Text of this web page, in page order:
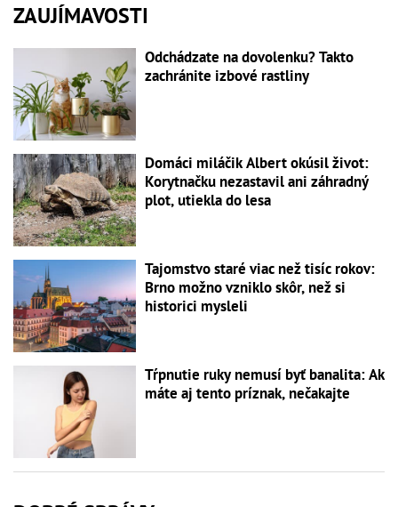
ZAUJÍMAVOSTI
Odchádzate na dovolenku? Takto
zachránite izbové rastliny
Domáci miláčik Albert okúsil život:
Korytnačku nezastavil ani záhradný
plot, utiekla do lesa
Tajomstvo staré viac než tisíc rokov:
Brno možno vzniklo skôr, než si
historici mysleli
Tŕpnutie ruky nemusí byť banalita: Ak
máte aj tento príznak, nečakajte